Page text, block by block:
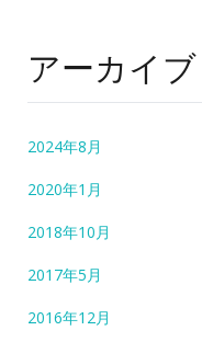
アーカイブ
2024年8月
2020年1月
2018年10月
2017年5月
2016年12月